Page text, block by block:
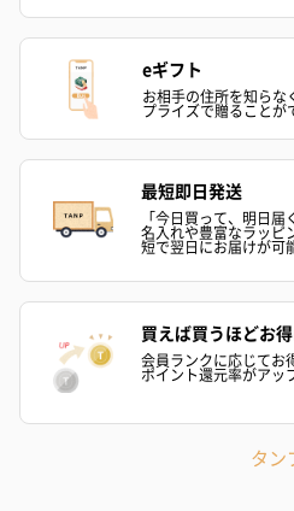
eギフト
お相手の住所を知らな
プライズで贈ることが
最短即日発送
「今日買って、明日届
名入れや豊富なラッピ
短で翌日にお届けが可
買えば買うほどお
会員ランクに応じてお
ポイント還元率がアッ
タン